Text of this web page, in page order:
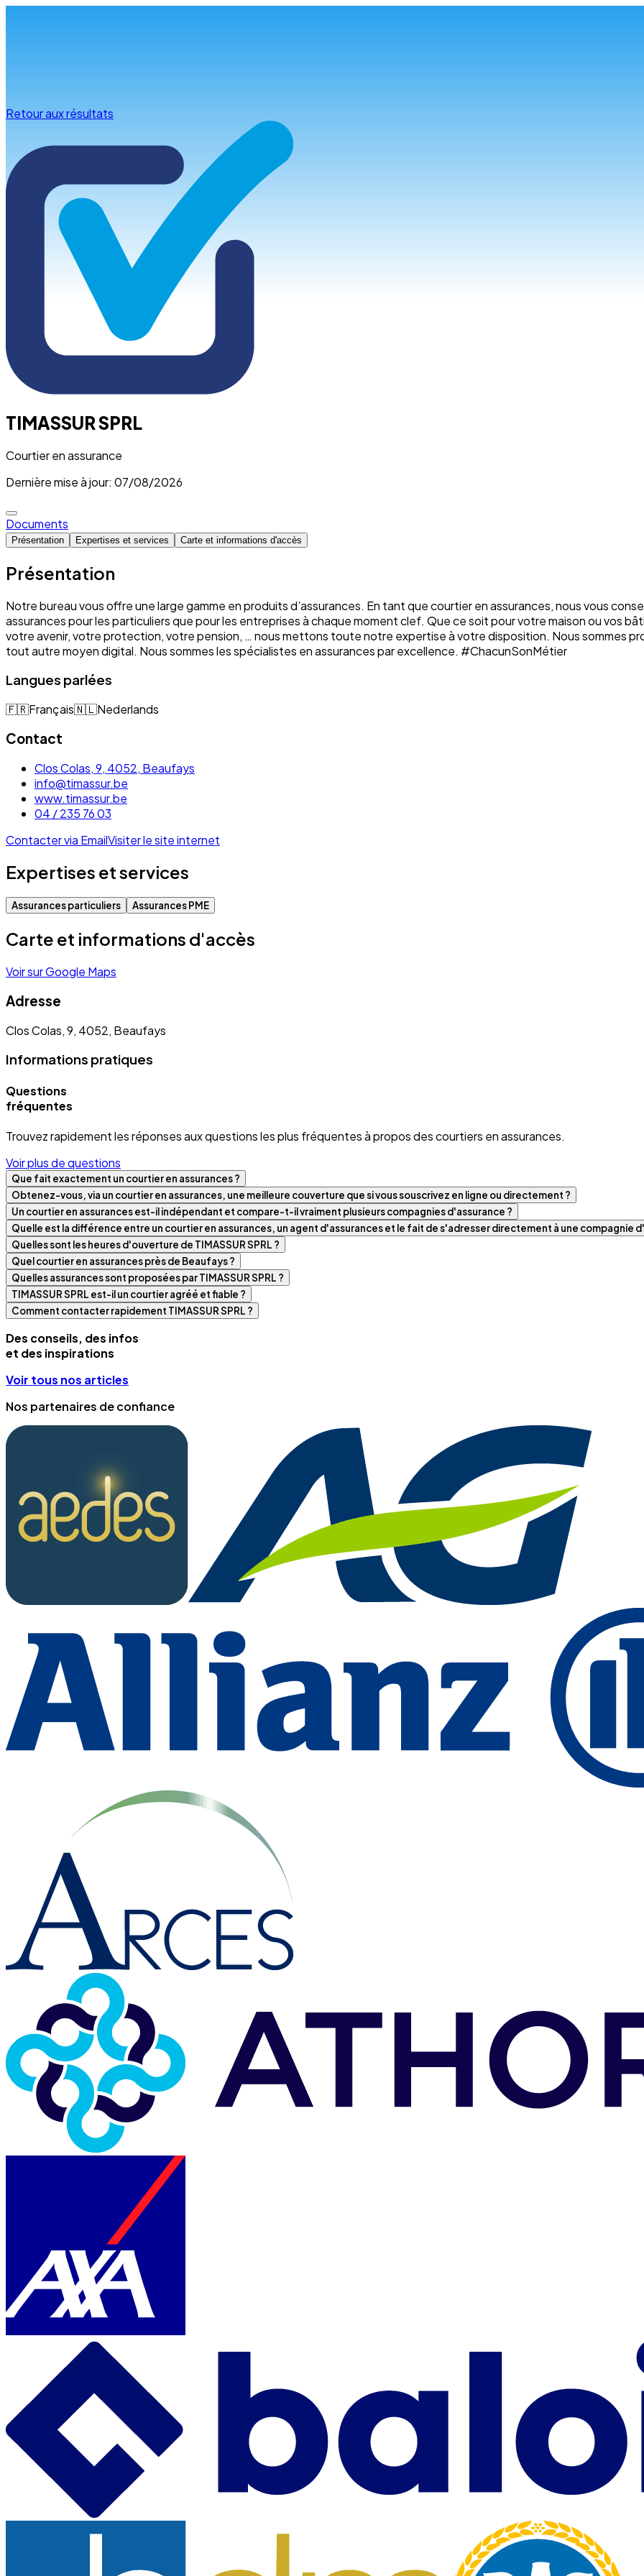
Retour aux résultats
TIMASSUR SPRL
Courtier en assurance
Dernière mise à jour: 07/08/2026
Documents
Présentation Expertises et services Carte et informations d'accès
Présentation
Notre bureau vous offre une large gamme en produits d’assurances. En tant que courtier en assurances, nous vous
assurances pour les particuliers que pour les entreprises à chaque moment clef. Que ce soit pour votre maison ou vos
votre avenir, votre protection, votre pension, … nous mettons toute notre expertise à votre disposition. Nous sommes
tout autre moyen digital. Nous sommes les spécialistes en assurances par excellence. #ChacunSonMétier
Langues parlées
🇫🇷Français🇳🇱Nederlands
Contact
Clos Colas, 9, 4052, Beaufays
info@timassur.be
www.timassur.be
04 / 235 76 03
Contacter via EmailVisiter le site internet
Expertises et services
Assurances particuliers Assurances PME
Carte et informations d'accès
Voir sur Google Maps
Adresse
Clos Colas, 9, 4052, Beaufays
Informations pratiques
Questions
fréquentes
Trouvez rapidement les réponses aux questions les plus fréquentes à propos des courtiers en assurances.
Voir plus de questions
Que fait exactement un courtier en assurances ?
Obtenez-vous, via un courtier en assurances, une meilleure couverture que si vous souscrivez en ligne ou directement ?
Un courtier en assurances est-il indépendant et compare-t-il vraiment plusieurs compagnies d'assurance ?
Quelle est la différence entre un courtier en assurances, un agent d'assurances et le fait de s'adresser directement à une compagnie
Quelles sont les heures d'ouverture de TIMASSUR SPRL ?
Quel courtier en assurances près de Beaufays ?
Quelles assurances sont proposées par TIMASSUR SPRL ?
TIMASSUR SPRL est-il un courtier agréé et fiable ?
Comment contacter rapidement TIMASSUR SPRL ?
Des conseils, des infos
et des inspirations
Voir tous nos articles
Nos partenaires de confiance